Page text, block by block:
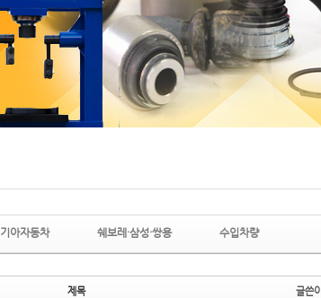
기아자동차 쉐보레·삼성·쌍용 수입차량
제목 글쓴이